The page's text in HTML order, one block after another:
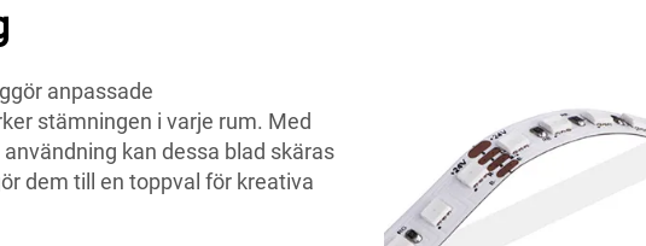
anpassade
stämningen i varje rum. Med
kan dessa blad skäras
dem till en toppval för kreativa